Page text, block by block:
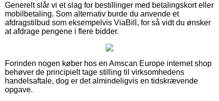
Generelt slår vi et slag for bestillinger med betalingskort eller
mobilbetaling. Som alternativ burde du anvende et
afdragstilbud som eksempelvis ViaBill, for så vidt du ønsker
at afdrage pengene i flere bidder.
Forinden nogen køber hos en Amscan Europe internet shop
behøver de principielt tage stilling til virksomhedens
handelsaftale, dog er det almindeligvis en tidskrævende
opgave.